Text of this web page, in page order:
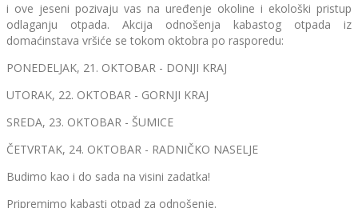
i ove jeseni pozivaju vas na uređenje okoline i ekološki pristup
odlaganju otpada. Akcija odnošenja kabastog otpada iz
domaćinstava vršiće se tokom oktobra po rasporedu:
PONEDELJAK, 21. OKTOBAR - DONJI KRAJ
UTORAK, 22. OKTOBAR - GORNJI KRAJ
SREDA, 23. OKTOBAR - ŠUMICE
ČETVRTAK, 24. OKTOBAR - RADNIČKO NASELJE
Budimo kao i do sada na visini zadatka!
Pripremimo kabasti otpad za odnošenje.